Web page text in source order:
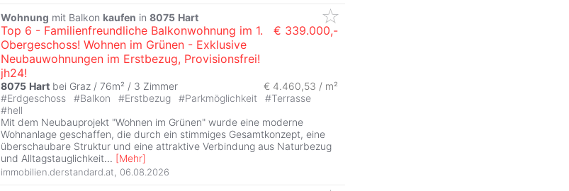
Wohnung mit Balkon kaufen in 8075 Hart
Top 6 - Familienfreundliche Balkonwohnung im 1.
Obergeschoss! Wohnen im Grünen - Exklusive
Neubauwohnungen im Erstbezug, Provisionsfrei!
jh24!
€ 339.000,-
8075 Hart bei Graz / 76m² / 3 Zimmer € 4.460,53 / m²
#Erdgeschoss #Balkon #Erstbezug #Parkmöglichkeit #Terrasse
#hell
Mit dem Neubauprojekt "Wohnen im Grünen" wurde eine moderne
Wohnanlage geschaffen, die durch ein stimmiges Gesamtkonzept, eine
überschaubare Struktur und eine attraktive Verbindung aus Naturbezug
und Alltagstauglichkeit... [Mehr]
immobilien.derstandard.at 06.08.2026